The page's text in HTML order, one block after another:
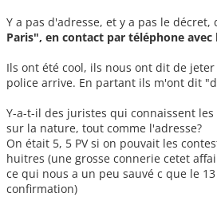
Y a pas d'adresse, et y a pas le
Paris", en contact par téléphone avec
Ils ont été cool, ils nous ont dit de
police arrive. En partant ils m'ont dit
Y-a-t-il des juristes qui connaissent
sur la nature, tout comme l'adresse?
On était 5, 5 PV si on pouvait les
huitres (une grosse connerie cetet
ce qui nous a un peu sauvé c que le
confirmation)